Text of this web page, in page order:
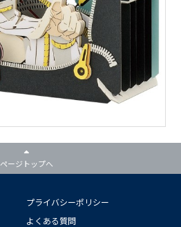
ページトップへ
プライバシーポリシー
よくある質問